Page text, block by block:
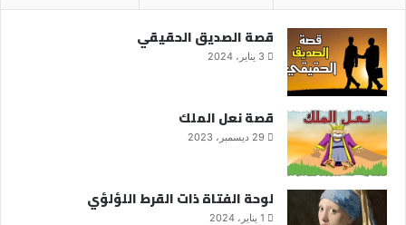
قصة الصديق الحقيقي
3 يناير، 2024
قصة نعل الملك
29 ديسمبر، 2023
لوحة الفتاة ذات القرط اللؤلؤي
1 يناير، 2024